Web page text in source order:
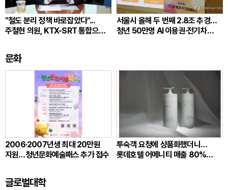
"철도 분리 정책 바로잡았다"...
주철현 의원, KTX-SRT 통합으로
서울시 올해 두 번째 2.8조 추경…
청년 50만명 AI 이용권·전기차
문화
2006·2007년생 최대 20만원
지원…청년문화예술패스 추가 접수
투숙객 요청에 상품화했더니…
롯데호텔 어메니티 매출 80%
글로벌대학